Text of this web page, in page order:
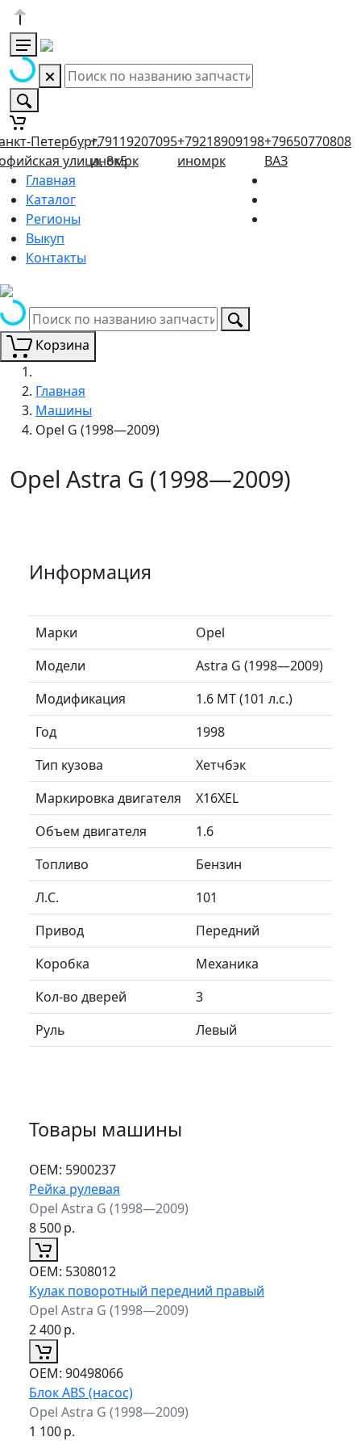
Петербург,
улица, 8к5
+79119207095
иномрк
+79218909198
иномрк
+79650770808
ВАЗ
Главная
Каталог
Регионы
Выкуп
Контакты
Корзина
Главная
Машины
Opel G (1998—2009)
Opel Astra G (1998—2009)
Информация
Марки
Opel
Модели
Astra G (1998—2009)
Модификация
1.6 MT (101 л.с.)
Год
1998
Тип кузова
Хетчбэк
Маркировка двигателя
X16XEL
Объем двигателя
1.6
Топливо
Бензин
Л.C.
101
Привод
Передний
Коробка
Механика
Кол-во дверей
3
Руль
Левый
Товары машины
ОЕМ: 5900237
Рейка рулевая
Opel Astra G (1998—2009)
8 500р.
ОЕМ: 5308012
Кулак поворотный передний правый
Opel Astra G (1998—2009)
2 400р.
ОЕМ: 90498066
Блок ABS (насос)
Opel Astra G (1998—2009)
1 100р.